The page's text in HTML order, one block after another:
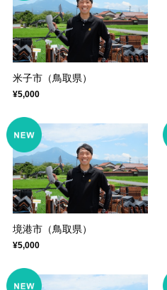
米子市（鳥取県）
¥5,000
境港市（鳥取県）
¥5,000